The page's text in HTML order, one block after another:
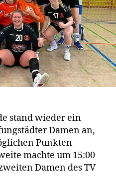
stand wieder ein
Damen an,
Punkten
machte um 15:00
Damen des TV